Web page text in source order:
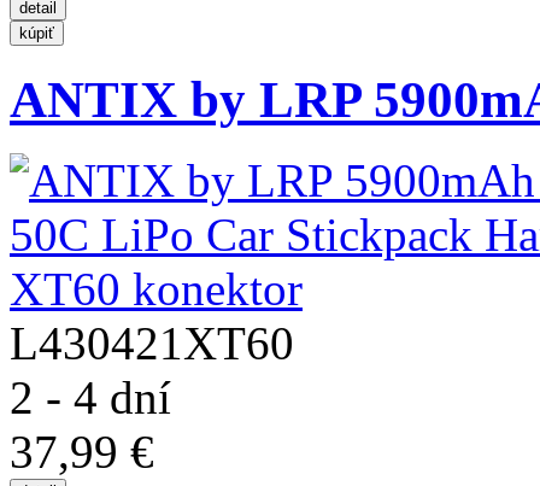
ANTIX by LRP
L430421XT60
2 - 4 dní
37,99 €